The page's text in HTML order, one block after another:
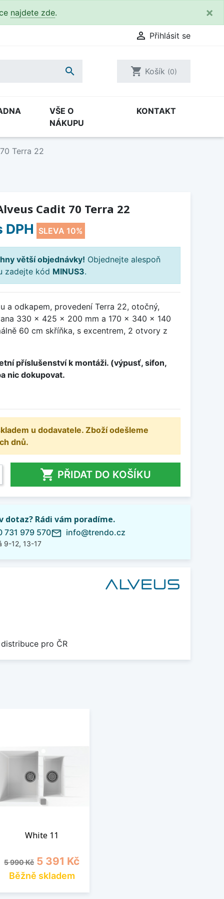
najdete zde. ×
 Přihlásit se
 shopping_cart Košík (0)
VŠE O
NÁKUPU
KONTAKT
Terra 22
Cadit 70 Terra 22
DPH SLEVA 10%
větší objednávky! Objednejte alespoň
zadejte kód MINUS3.
a odkapem, provedení Terra 22, otočný,
330 x 425 x 200 mm a 170 x 340 x 140
60 cm skříňka, s excentrem, 2 otvory z
příslušenství k montáži. (výpusť, sifon,
nic dokupovat.
u dodavatele. Zboží odešleme
dnů.
 PŘIDAT DO KOŠÍKU
dotaz? Rádi vám poradíme.
731 979 570
9-12, 13-17
mail_outline info@trendo.cz
pro ČR
White 11
Běžná cena
5 990 Kč Cena
5 391 Kč
Běžně skladem